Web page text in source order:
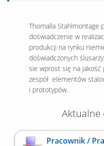
Thomalla Stahlmontage
doświadczenie w
produkcji na rynku
doświadczonych
sie wprost się na jakość
zespół elementów
i prototypów.
Aktualne
Pracownik /